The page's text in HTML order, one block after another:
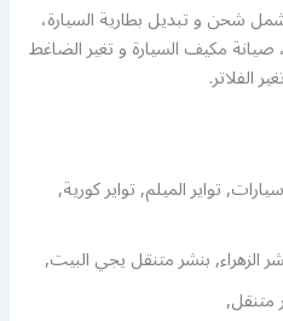
شحن و تبديل بطارية السيارة،
صيانة مكيف السيارة و تغير الضاغط
الفلاتر.
تواير الميلم, تواير كورية,
الزهراء, بنشر متنقل يجي البيت,
متنقل,